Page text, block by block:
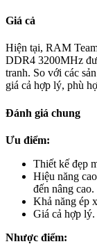
Giá cả
Hiện tại, RAM
DDR4 3200MHz
tranh. So với các
giá cả hợp lý, phù
Đánh giá chung
Ưu điểm:
Thiết kế đẹp
Hiệu năng
đến nâng cao.
Khả năng ép
Giá cả hợp lý.
Nhược điểm: